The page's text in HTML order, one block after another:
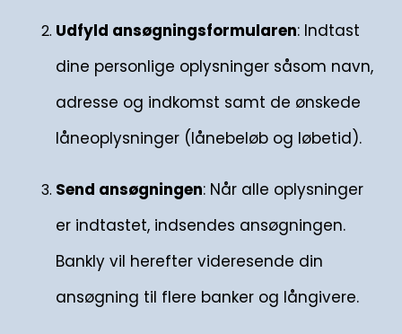
Udfyld ansøgningsformularen: Indtast
dine personlige oplysninger såsom navn,
adresse og indkomst samt de ønskede
låneoplysninger (lånebeløb og løbetid).
Send ansøgningen: Når alle oplysninger
er indtastet, indsendes ansøgningen.
Bankly vil herefter videresende din
ansøgning til flere banker og långivere.